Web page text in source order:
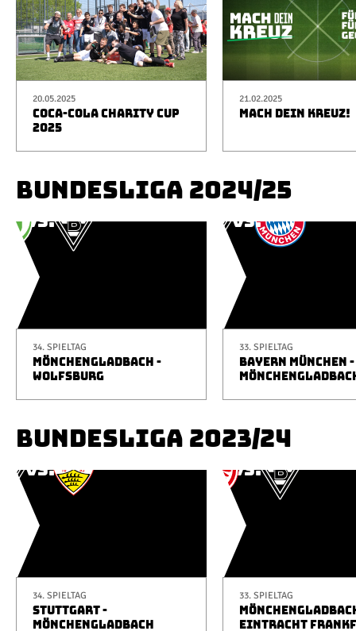
20.05.2025
COCA-COLA CHARITY CUP
2025
21.02.2025
MACH DEIN KREUZ!
BUNDESLIGA 2024/25
34. SPIELTAG
MÖNCHENGLADBACH -
WOLFSBURG
33. SPIELTAG
BAYERN MÜNCHEN -
BUNDESLIGA 2023/24
34. SPIELTAG
STUTTGART -
MÖNCHENGLADBACH
33. SPIELTAG
EINTRACHT